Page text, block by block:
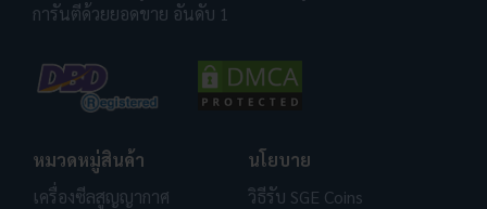
การันตีด้วยยอดขาย อันดับ 1
หมวดหมู่สินค้า
เครื่องซีลสูญญากาศ
นโยบาย
วิธีรับ SGE Coins